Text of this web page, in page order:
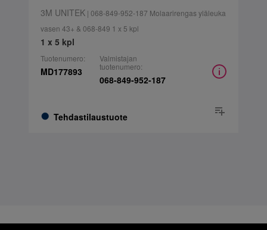
3M UNITEK| 068-849-952-187 Molaarirengas yläleuka
vasen 43+ & 068-849 1 x 5 kpl
1 x 5 kpl
Tuotenumero:
MD177893
Tehdastilaustuote
Valmistajan
tuotenumero:
068-849-952-187